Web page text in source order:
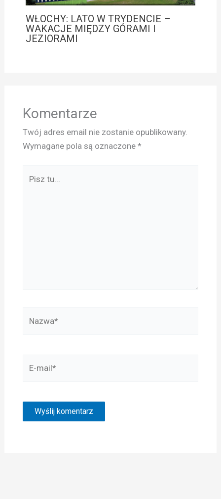
WŁOCHY: LATO W TRYDENCIE –
WAKACJE MIĘDZY GÓRAMI I
JEZIORAMI
Komentarze
Twój adres email nie zostanie opublikowany.
Wymagane pola są oznaczone *